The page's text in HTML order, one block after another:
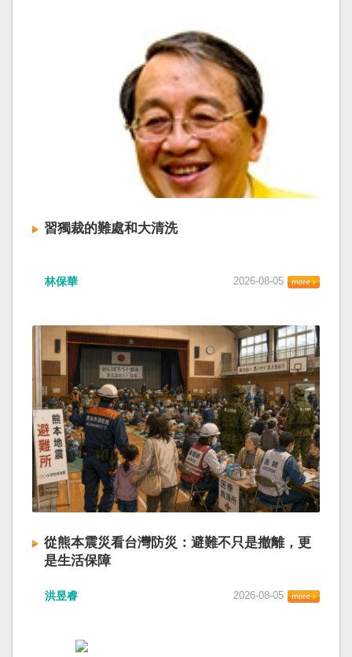
習獨裁的難處和大清洗
林保華 2026-08-05
從熊本震災看台灣防災：避難不只是撤離，更
是生活保障
洪昱睿 2026-08-05